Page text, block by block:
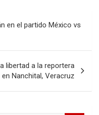
en el partido México vs
libertad a la reportera
Nanchital, Veracruz